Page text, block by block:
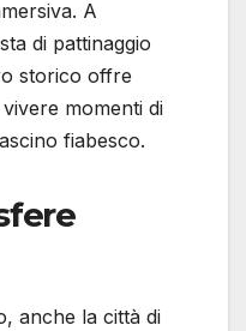
A
di pattinaggio
storico offre
momenti di
fiabesco.
anche la città di